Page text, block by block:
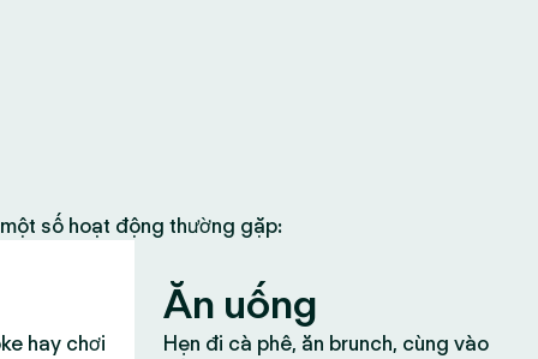
số hoạt động thường gặp:
hay chơi
Ăn uống
Hẹn đi cà phê, ăn brunch, cùng vào